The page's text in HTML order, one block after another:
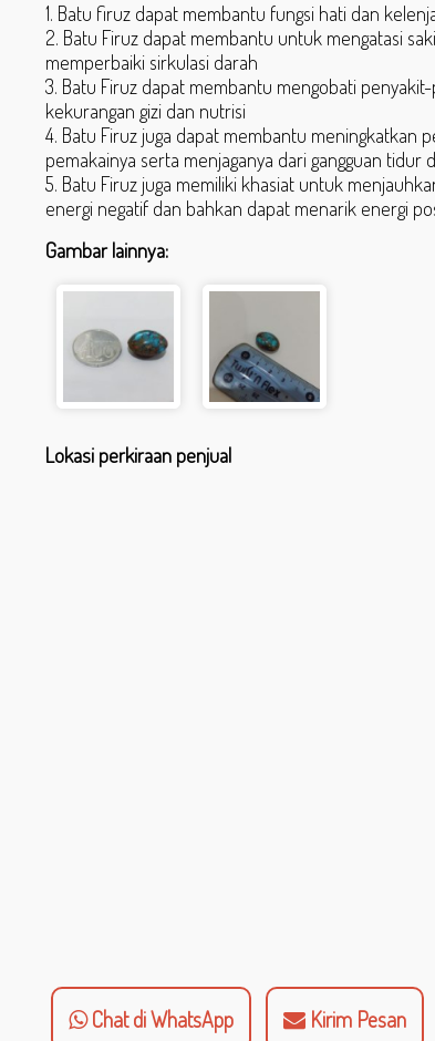
1. Batu firuz dapat membantu fungsi hati dan
2. Batu Firuz dapat membantu untuk mengatasi
memperbaiki sirkulasi darah
3. Batu Firuz dapat membantu mengobati
kekurangan gizi dan nutrisi
4. Batu Firuz juga dapat membantu meningkatkan
pemakainya serta menjaganya dari gangguan tidur
5. Batu Firuz juga memiliki khasiat untuk
energi negatif dan bahkan dapat menarik energi
Gambar lainnya:
Lokasi perkiraan penjual
Chat di WhatsApp Kirim Pesan